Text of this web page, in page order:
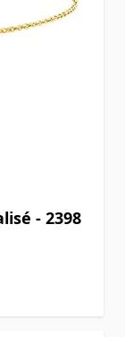
- 2398